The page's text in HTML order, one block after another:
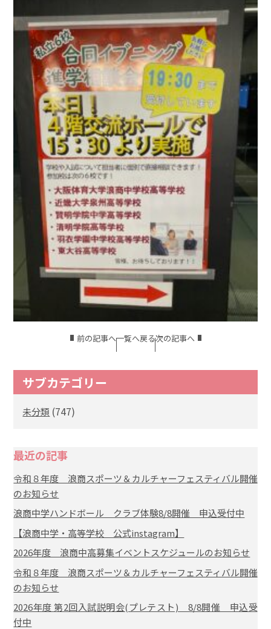
前の記事へ一覧へ戻る次の記事へ
サブカテゴリー
未分類 (747)
最近の記事
令和８年度 浪商スポーツ＆カルチャーフェスティバル開催
のお知らせ
浪商中学ハンドボール クラブ体験8/8開催 申込受付中
【浪商中学・高等学校 公式instagram】
2026年度 浪商中高募集イベントスケジュールのお知らせ
令和８年度 浪商スポーツ＆カルチャーフェスティバル開催
のお知らせ
2026年度 第2回入試説明会(プレテスト) 8/8開催 申込受
付中